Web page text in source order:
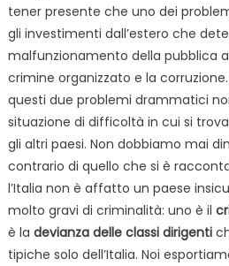
tener presente che uno dei
gli investimenti dall’estero che
malfunzionamento della pubblica
crimine organizzato e la
questi due problemi drammatici
situazione di difficoltà in cui si
gli altri paesi. Non dobbiamo mai
contrario di quello che si è
l’Italia non è affatto un paese
molto gravi di criminalità: uno è il
è la devianza delle classi dirigenti
tipiche solo dell’Italia. Noi